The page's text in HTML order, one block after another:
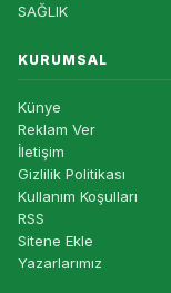
SAĞLIK
KURUMSAL
Künye
Reklam Ver
İletişim
Gizlilik Politikası
Kullanım Koşulları
RSS
Sitene Ekle
Yazarlarımız